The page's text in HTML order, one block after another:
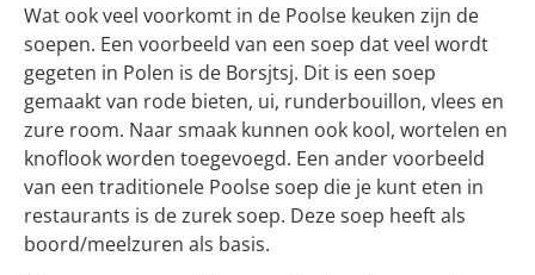
Wat ook veel voorkomt in de Poolse keuken zijn de
soepen. Een voorbeeld van een soep dat veel wordt
gegeten in Polen is de Borsjtsj. Dit is een soep
gemaakt van rode bieten, ui, runderbouillon, vlees en
zure room. Naar smaak kunnen ook kool, wortelen en
knoflook worden toegevoegd. Een ander voorbeeld
van een traditionele Poolse soep die je kunt eten in
restaurants is de zurek soep. Deze soep heeft als
boord/meelzuren als basis.